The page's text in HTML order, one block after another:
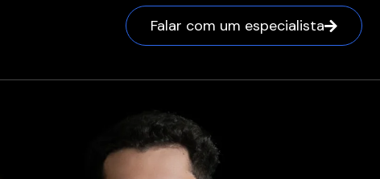
Falar com um especialista